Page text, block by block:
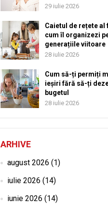
29 iulie 2026
Caietul de rețete al
cum îl organizezi
generațiile viitoare
28 iulie 2026
Cum să-ți permiți
ieșiri fără să-ți
bugetul
28 iulie 2026
ARHIVE
august 2026 (1)
iulie 2026 (14)
iunie 2026 (14)